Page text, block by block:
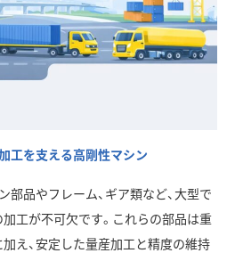
工を支える高剛性マシン
部品やフレーム、ギア類など、大型で
工が不可欠です。これらの部品は重
え、安定した量産加工と精度の維持